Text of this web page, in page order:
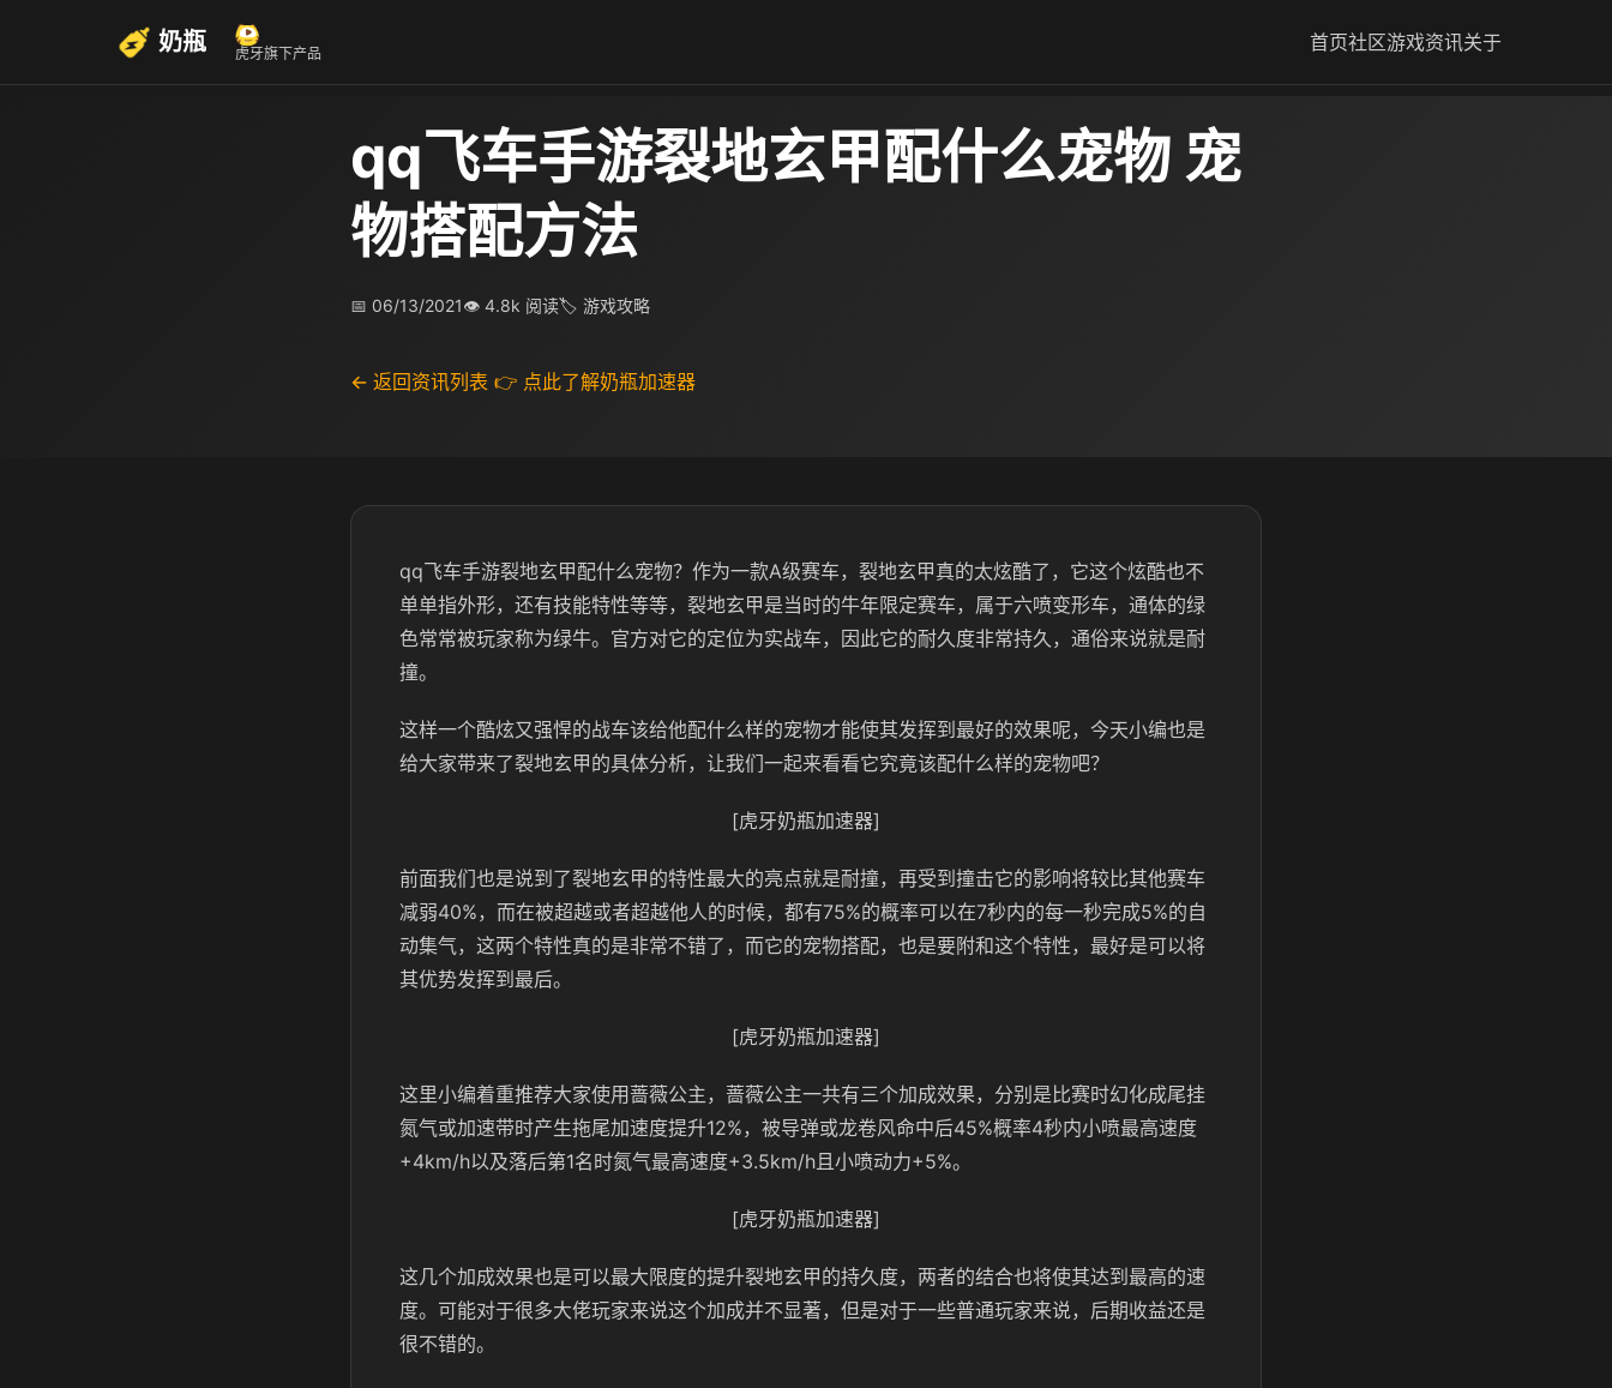
奶瓶 虎牙旗下产品 首页社区游戏资讯关于
qq飞车手游裂地玄甲配什么宠物 宠
物搭配方法
📅 06/13/2021👁 4.8k 阅读🏷 游戏攻略
← 返回资讯列表 👉 点此了解奶瓶加速器
qq飞车手游裂地玄甲配什么宠物？作为一款A级赛车，裂地玄甲真的太炫酷了，它这个炫酷也不
单单指外形，还有技能特性等等，裂地玄甲是当时的牛年限定赛车，属于六喷变形车，通体的绿
色常常被玩家称为绿牛。官方对它的定位为实战车，因此它的耐久度非常持久，通俗来说就是耐
撞。
这样一个酷炫又强悍的战车该给他配什么样的宠物才能使其发挥到最好的效果呢，今天小编也是
给大家带来了裂地玄甲的具体分析，让我们一起来看看它究竟该配什么样的宠物吧？
[虎牙奶瓶加速器]
前面我们也是说到了裂地玄甲的特性最大的亮点就是耐撞，再受到撞击它的影响将较比其他赛车
减弱40%，而在被超越或者超越他人的时候，都有75%的概率可以在7秒内的每一秒完成5%的自
动集气，这两个特性真的是非常不错了，而它的宠物搭配，也是要附和这个特性，最好是可以将
其优势发挥到最后。
[虎牙奶瓶加速器]
这里小编着重推荐大家使用蔷薇公主，蔷薇公主一共有三个加成效果，分别是比赛时幻化成尾挂
氮气或加速带时产生拖尾加速度提升12%，被导弹或龙卷风命中后45%概率4秒内小喷最高速度
+4km/h以及落后第1名时氮气最高速度+3.5km/h且小喷动力+5%。
[虎牙奶瓶加速器]
这几个加成效果也是可以最大限度的提升裂地玄甲的持久度，两者的结合也将使其达到最高的速
度。可能对于很多大佬玩家来说这个加成并不显著，但是对于一些普通玩家来说，后期收益还是
很不错的。